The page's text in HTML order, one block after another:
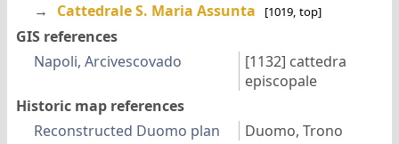
→
Cattedrale S. Maria Assunta [1019, top]
GIS references
Napoli, Arcivescovado
[1132] cattedra
episcopale
Historic map references
Reconstructed Duomo plan
Duomo, Trono